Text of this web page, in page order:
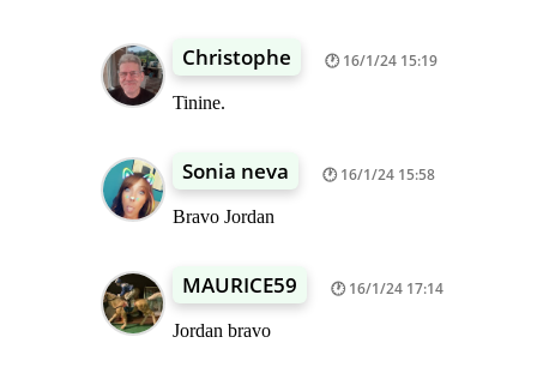
Christophe 16/1/24 15:19
Tinine.
Sonia neva 16/1/24 15:58
Bravo Jordan
MAURICE59 16/1/24 17:14
Jordan bravo